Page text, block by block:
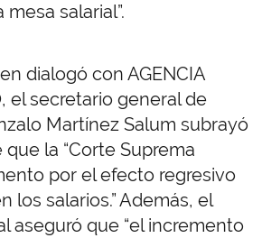
salarial”.
dialogó con AGENCIA
el secretario general de
Martínez Salum subrayó
la “Corte Suprema
por el efecto regresivo
los salarios.” Además, el
aseguró que “el incremento